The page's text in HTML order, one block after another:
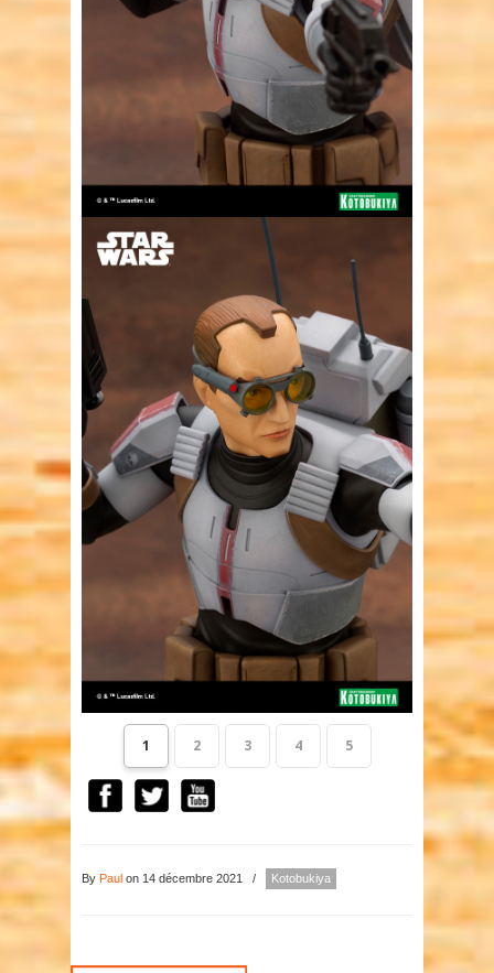
1 2 3 4 5
By Paul on 14 décembre 2021 / Kotobukiya